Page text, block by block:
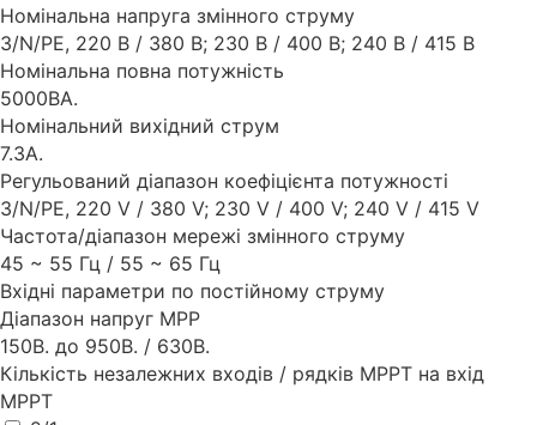
Номінальна напруга змінного струму
3/N/PE, 220 В / 380 В; 230 В / 400 В; 240 В / 415 В
Номінальна повна потужність
5000ВА.
Номінальний вихідний струм
7.3А.
Регульований діапазон коефіцієнта потужності
3/N/PE, 220 V / 380 V; 230 V / 400 V; 240 V / 415 V
Частота/діапазон мережі змінного струму
45 ~ 55 Гц / 55 ~ 65 Гц
Вхідні параметри по постійному струму
Діапазон напруг MPP
150В. до 950В. / 630В.
Кількість незалежних входів / рядків MPPT на вхід
MPPT